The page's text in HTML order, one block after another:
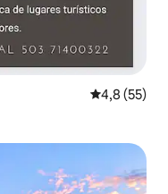
Средна
4,8 (55)